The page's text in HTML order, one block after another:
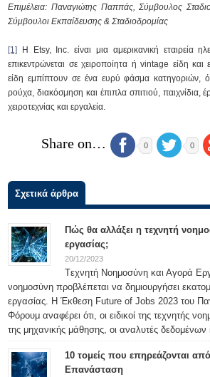
Επιμέλεια: Παναγιώτης Παππάς, Σύμβουλος
Σύμβουλοι Εκπαίδευσης & Σταδιοδρομίας
[1] Η Etsy, Inc. είναι μια αμερικανική εταιρεία
επικεντρώνεται σε χειροποίητα ή vintage είδη και
είδη εμπίπτουν σε ένα ευρύ φάσμα κατηγοριών,
ρούχα, διακόσμηση και έπιπλα σπιτιού, παιχνίδια,
χειροτεχνίας και εργαλεία.
Share on… 0 0
Σχετικά άρθρα
Πώς θα αλλάξει η τεχνητή
εργασίας;
20/12/2023
Tεχνητή Νοημοσύνη και Αγορά
νοημοσύνη προβλέπεται να δημιουργήσει
εργασίας. Η Έκθεση Future of Jobs 2023 του
Φόρουμ αναφέρει ότι, οι ειδικοί της τεχνητής
της μηχανικής μάθησης, οι αναλυτές δεδομένων
10 τομείς που επηρεάζονται
Επανάσταση